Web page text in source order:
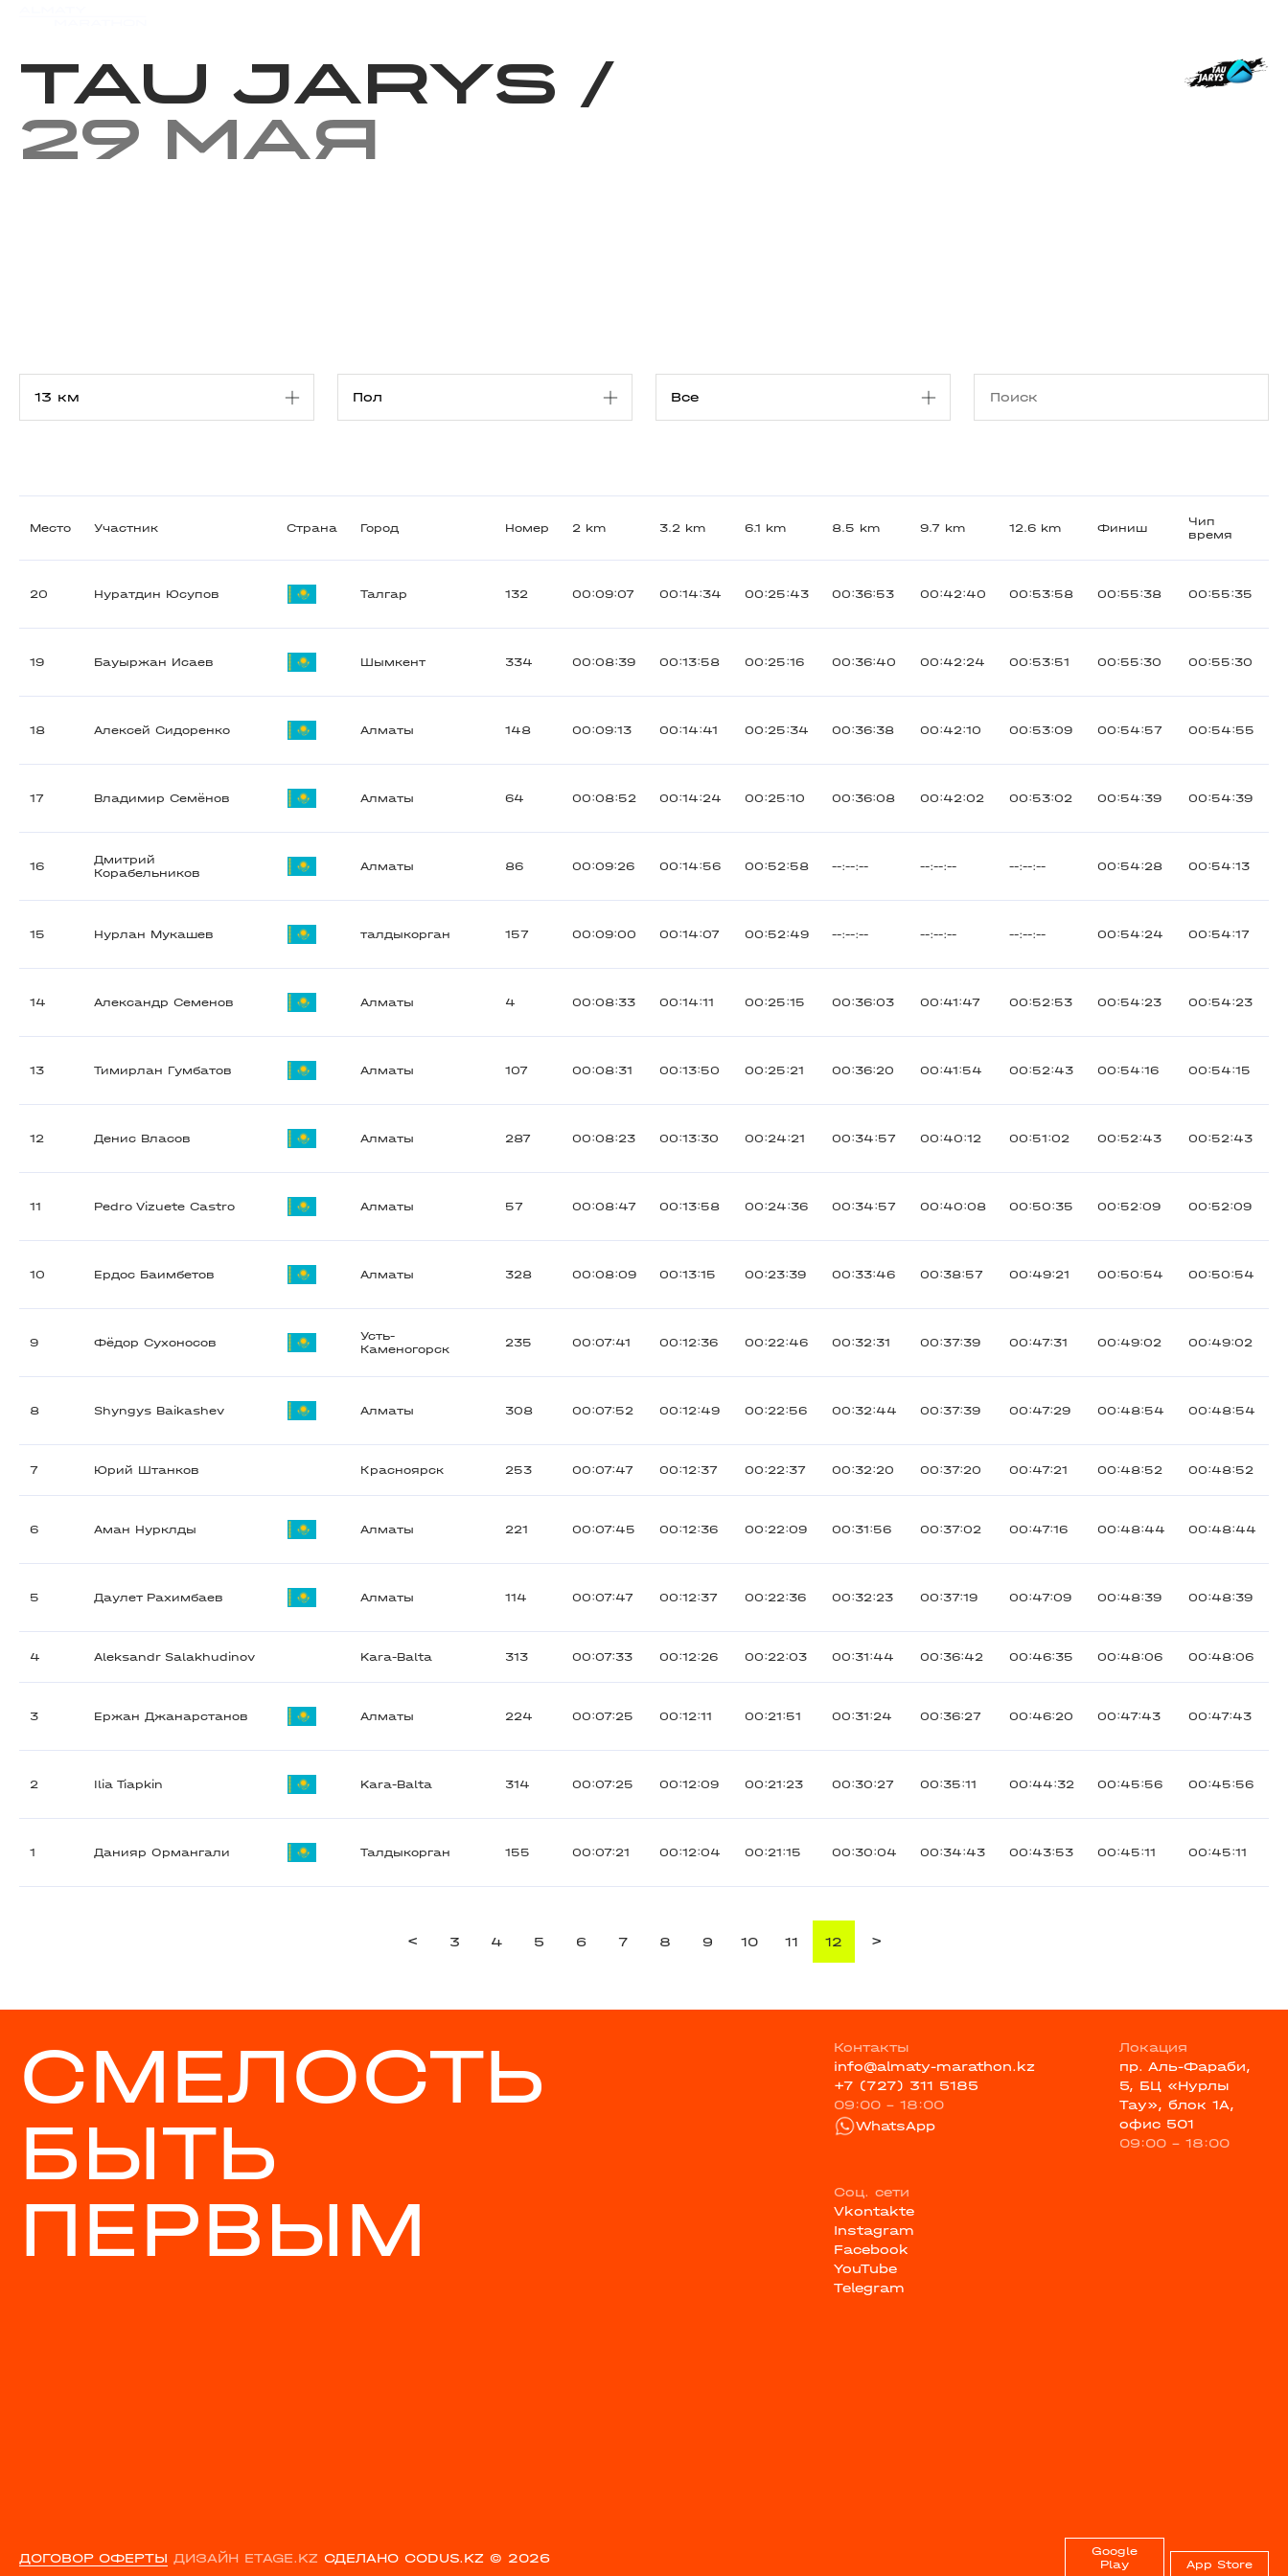
TAU JARYS /
29 мая
Место Участник Страна Город Номер 2 km 3.2 km 6.1 km 8.5 km 9.7 km 12.6 km Финиш
Чип
время
20 Нуратдин Юсупов Талгар 132 00:09:07 00:14:34 00:25:43 00:36:53 00:42:40 00:53:58 00:55:38 00:55:35
19 Бауыржан Исаев Шымкент 334 00:08:39 00:13:58 00:25:16 00:36:40 00:42:24 00:53:51 00:55:30 00:55:30
18 Алексей Сидоренко Алматы 148 00:09:13 00:14:41 00:25:34 00:36:38 00:42:10 00:53:09 00:54:57 00:54:55
17 Владимир Семёнов Алматы 64 00:08:52 00:14:24 00:25:10 00:36:08 00:42:02 00:53:02 00:54:39 00:54:39
16
Дмитрий
Корабельников
Алматы 86 00:09:26 00:14:56 00:52:58 --:--:-- --:--:-- --:--:-- 00:54:28 00:54:13
15 Нурлан Мукашев талдыкорган 157 00:09:00 00:14:07 00:52:49 --:--:-- --:--:-- --:--:-- 00:54:24 00:54:17
14 Александр Семенов Алматы 4 00:08:33 00:14:11 00:25:15 00:36:03 00:41:47 00:52:53 00:54:23 00:54:23
13 Тимирлан Гумбатов Алматы 107 00:08:31 00:13:50 00:25:21 00:36:20 00:41:54 00:52:43 00:54:16 00:54:15
12 Денис Власов Алматы 287 00:08:23 00:13:30 00:24:21 00:34:57 00:40:12 00:51:02 00:52:43 00:52:43
11 Pedro Vizuete Castro Алматы 57 00:08:47 00:13:58 00:24:36 00:34:57 00:40:08 00:50:35 00:52:09 00:52:09
10 Ердос Баимбетов Алматы 328 00:08:09 00:13:15 00:23:39 00:33:46 00:38:57 00:49:21 00:50:54 00:50:54
9 Фёдор Сухоносов
Усть-
Каменогорск
235 00:07:41 00:12:36 00:22:46 00:32:31 00:37:39 00:47:31 00:49:02 00:49:02
8 Shyngys Baikashev Алматы 308 00:07:52 00:12:49 00:22:56 00:32:44 00:37:39 00:47:29 00:48:54 00:48:54
7 Юрий Штанков Красноярск 253 00:07:47 00:12:37 00:22:37 00:32:20 00:37:20 00:47:21 00:48:52 00:48:52
6 Аман Нурклды Алматы 221 00:07:45 00:12:36 00:22:09 00:31:56 00:37:02 00:47:16 00:48:44 00:48:44
5 Даулет Рахимбаев Алматы 114 00:07:47 00:12:37 00:22:36 00:32:23 00:37:19 00:47:09 00:48:39 00:48:39
4 Aleksandr Salakhudinov Kara-Balta 313 00:07:33 00:12:26 00:22:03 00:31:44 00:36:42 00:46:35 00:48:06 00:48:06
3 Ержан Джанарстанов Алматы 224 00:07:25 00:12:11 00:21:51 00:31:24 00:36:27 00:46:20 00:47:43 00:47:43
2 Ilia Tiapkin Kara-Balta 314 00:07:25 00:12:09 00:21:23 00:30:27 00:35:11 00:44:32 00:45:56 00:45:56
1 Данияр Ормангали Талдыкорган 155 00:07:21 00:12:04 00:21:15 00:30:04 00:34:43 00:43:53 00:45:11 00:45:11
< 3 4 5 6 7 8 9 10 11 12 >
СМЕЛОСТЬ
БЫТЬ
ПЕРВЫМ
Контакты
info@almaty-marathon.kz
+7 (727) 311 5185
09:00 - 18:00
WhatsApp
Локация
пр. Аль-Фараби,
5, БЦ «Нурлы
Тау», блок 1А,
офис 501
09:00 - 18:00
Соц. сети
Vkontakte
Instagram
Facebook
YouTube
Telegram
ДОГОВОР ОФЕРТЫ ДИЗАЙН ETAGE.KZ СДЕЛАНО CODUS.KZ © 2026
Google
Play
App Store